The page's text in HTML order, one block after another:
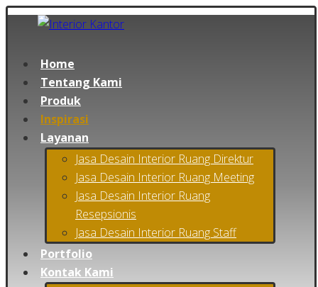
Home
Tentang Kami
Produk
Inspirasi
Layanan
Jasa Desain Interior Ruang Direktur
Jasa Desain Interior Ruang Meeting
Jasa Desain Interior Ruang
Resepsionis
Jasa Desain Interior Ruang Staff
Portfolio
Kontak Kami